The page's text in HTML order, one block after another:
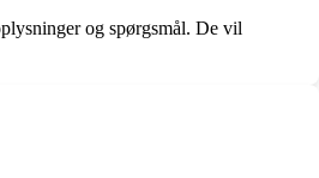
og spørgsmål. De vil